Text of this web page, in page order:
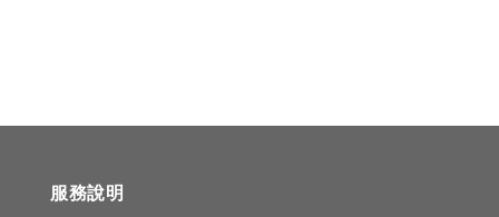
服務說明